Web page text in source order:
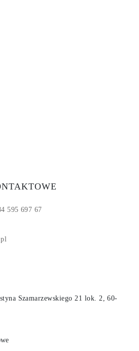
595 697 67
Szamarzewskiego 21 lok. 2, 60-